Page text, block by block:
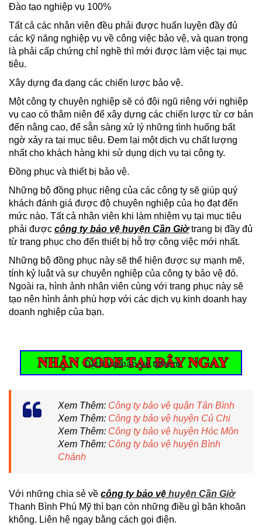
Đào tạo nghiệp vụ 100%
Tất cả các nhân viên đều phải được huấn luyện đầy đủ
các kỹ năng nghiệp vụ về công việc bảo vệ, và quan trọng
là phải cấp chứng chỉ nghề thì mới được làm việc tại mục
tiêu.
Xây dựng đa dạng các chiến lược bảo vệ.
Một công ty chuyên nghiệp sẽ có đội ngũ riêng với nghiệp
vụ cao có thâm niên để xây dựng các chiến lược từ cơ bản
đến nâng cao, để sẵn sàng xử lý những tình huống bất
ngờ xảy ra tại mục tiêu. Đem lại một dịch vụ chất lượng
nhất cho khách hàng khi sử dụng dịch vụ tại công ty.
Đồng phục và thiết bị bảo vệ.
Những bộ đồng phục riêng của các công ty sẽ giúp quý
khách đánh giá được độ chuyên nghiệp của họ đạt đến
mức nào. Tất cả nhân viên khi làm nhiệm vụ tại mục tiêu
phải được công ty bảo vệ huyện Cần Giờtrang bị đầy đủ
từ trang phục cho đến thiết bị hỗ trợ công việc mới nhất.
Những bộ đồng phục này sẽ thể hiện được sự mạnh mẽ,
tính kỷ luật và sự chuyên nghiệp của công ty bảo vệ đó.
Ngoài ra, hình ảnh nhân viên cùng với trang phục này sẽ
tạo nên hình ảnh phù hợp với các dịch vụ kinh doanh hay
doanh nghiệp của bạn.
Dịch vụ bảo vệ tphcm
Xem Thêm: Công ty bảo vệ quận Tân Bình
Xem Thêm: Công ty bảo vệ huyện Củ Chi
Xem Thêm: Công ty bảo vệ huyện Hóc Môn
Xem Thêm: Công ty bảo vệ huyện Bình
Chánh
Với những chia sẻ về công ty bảo vệ huyện Cần Giờ
Thanh Bình Phú Mỹ thì bạn còn những điều gì băn khoăn
không. Liên hệ ngay bằng cách gọi điện.